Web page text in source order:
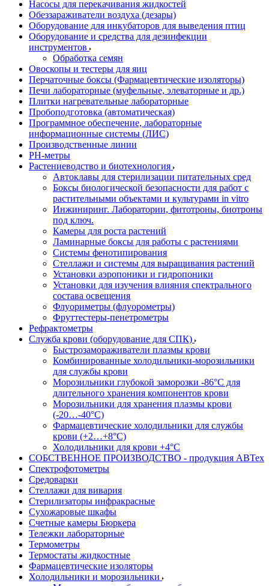
Насосы для перекачивания жидкостей
Обеззараживатели воздуха (дезары)
Оборудование для инкубаторов для выведения птиц
Оборудование и средства для дезинфекции
инструментов
Обработка семян
Овоскопы и тестеры для яиц
Перчаточные боксы (Фармацевтические изоляторы)
Печи лабораторные (муфельные, элеваторные и др.)
Плитки нагревательные лабораторные
Пробоподготовка (автоматическая)
Программное обеспечение, лабораторные
информационные системы (ЛИС)
Производственные линии
РH-метры
Растениеводство и биотехнология
Автоклавы для стерилизации питательных сред
Боксы биологической безопасности для работ с
растительными объектами и культурами in vitro
Инжиниринг. Лаборатории, фитотроны, биотроны
под ключ.
Камеры для роста растений
Ламинарные боксы для работы с растениями
Системы фенотипирования
Стеллажи и системы для выращивания растений
Установки аэропоники и гидропоники
Установки для изучения влияния спектрального
состава освещения
Флуориметры (флуорометры)
Фруттестеры-пенетрометры
Рефрактометры
Служба крови (оборудование для СПК)
Быстрозамораживатели плазмы крови
Комбинированные холодильники-морозильники
для службы крови
Морозильники глубокой заморозки -86°С для
длительного хранения компонентов крови
Морозильники для хранения плазмы крови
(-20…-40°С)
Фармацевтические холодильники для службы
крови (+2…+8°С)
Холодильники для крови +4°С
СОБСТВЕННОЕ ПРОИЗВОДСТВО - продукция АВТех
Спектрофотометры
Средоварки
Стеллажи для вивария
Стерилизаторы инфракрасные
Сухожаровые шкафы
Счетные камеры Бюркера
Тележки лабораторные
Термометры
Термостаты жидкостные
Фармацевтические изоляторы
Холодильники и морозильники